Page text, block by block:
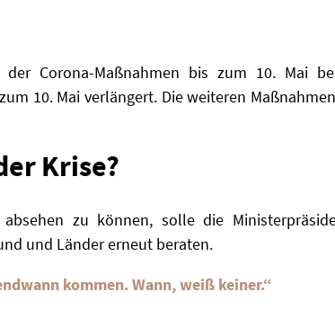
der Corona-Maßnahmen bis zum 10. Mai
10. Mai verlängert. Die weiteren
Krise?
zu können, solle die
und Länder erneut beraten.
kommen. Wann, weiß keiner.“